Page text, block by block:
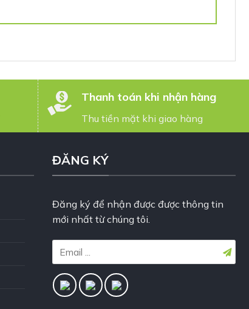
Thanh toán khi nhận hàng
Thu tiền mặt khi giao hàng
ĐĂNG KÝ
Đăng ký để nhận được được thông tin
mới nhất từ chúng tôi.